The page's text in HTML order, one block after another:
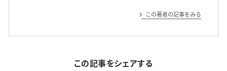
この著者の記事をみる
この記事をシェアする